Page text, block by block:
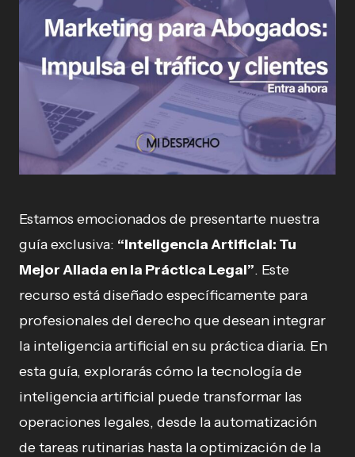
Estamos emocionados de presentarte nuestra
guía exclusiva: “Inteligencia Artificial: Tu
Mejor Aliada en la Práctica Legal”. Este
recurso está diseñado específicamente para
profesionales del derecho que desean integrar
la inteligencia artificial en su práctica diaria. En
esta guía, explorarás cómo la tecnología de
inteligencia artificial puede transformar las
operaciones legales, desde la automatización
de tareas rutinarias hasta la optimización de la